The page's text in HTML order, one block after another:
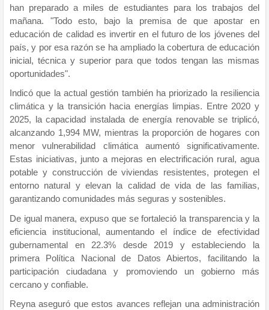
han preparado a miles de estudiantes para los trabajos del
mañana. "Todo esto, bajo la premisa de que apostar en
educación de calidad es invertir en el futuro de los jóvenes del
país, y por esa razón se ha ampliado la cobertura de educación
inicial, técnica y superior para que todos tengan las mismas
oportunidades".
Indicó que la actual gestión también ha priorizado la resiliencia
climática y la transición hacia energías limpias. Entre 2020 y
2025, la capacidad instalada de energía renovable se triplicó,
alcanzando 1,994 MW, mientras la proporción de hogares con
menor vulnerabilidad climática aumentó significativamente.
Estas iniciativas, junto a mejoras en electrificación rural, agua
potable y construcción de viviendas resistentes, protegen el
entorno natural y elevan la calidad de vida de las familias,
garantizando comunidades más seguras y sostenibles.
De igual manera, expuso que se fortaleció la transparencia y la
eficiencia institucional, aumentando el índice de efectividad
gubernamental en 22.3% desde 2019 y estableciendo la
primera Política Nacional de Datos Abiertos, facilitando la
participación ciudadana y promoviendo un gobierno más
cercano y confiable.
Reyna aseguró que estos avances reflejan una administración